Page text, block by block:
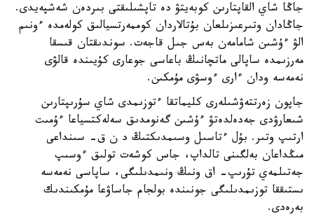
جاڭا شاي القاپتارىن كوبەيتۋ دە تاپشىلىقتى بىردەن شەشپەيدى.
جاڭادان وتىرعىزىلعان بۇتالاردان كوممەرتسيالىق كولەمدە ءونىم
الۋ ءۇشىن شامامەن بەس جىل قاجەت. سوندىقتان قىسقا
مەرزىمدە ساپالى ماتچانىڭ باعاسى جوعارى كۇيىندە قالۋى
نەمەسە ودان ءارى ءوسۋى مۇمكىن.
جاپون زەرتتەۋشىلەرى كليماتقا ءتوزىمدى شاي سۇرىپتارىن
شىعارۋدى جەدەلدەتۋ ءۇشىن گەنومدىق سەلەكتسياعا ءۇمىت
ارتىپ وتىر. بۇل ءتاسىل وسىمدىكتىڭ د ن ق- سىنداعى
مىڭداعان بەلگىنى تالداپ، جاس كوشەت تولىق ءوسىپ
جەتىلمەي تۇرىپ- اق ونىڭ ونىمدىلىگى، ساپاسى نەمەسە
ىستىققا توزىمدىلىگى جونىندە بولجام جاساۋعا مۇمكىندىك
بەرەدى.